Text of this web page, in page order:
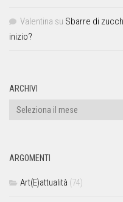
Valentina su Sbarre di
inizio?
ARCHIVI
ARGOMENTI
Art(E)attualità (74)